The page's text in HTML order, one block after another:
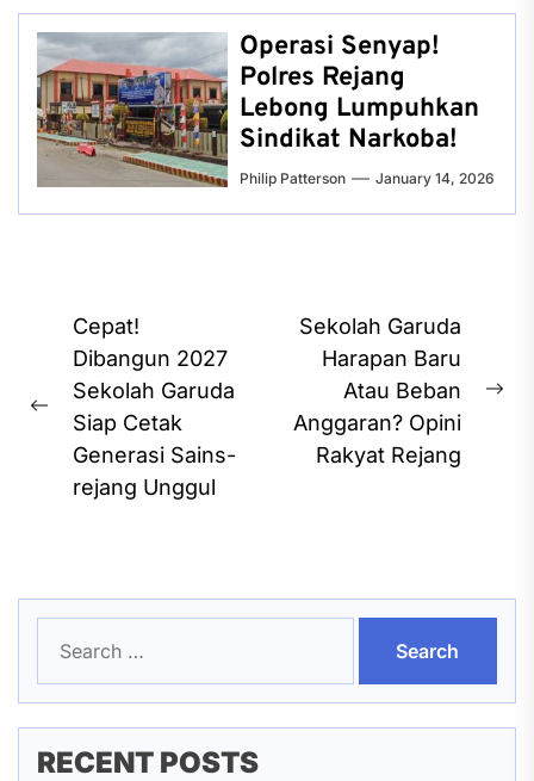
Operasi Senyap!
Polres Rejang
Lebong Lumpuhkan
Sindikat Narkoba!
Philip Patterson January 14, 2026
Post
navigation
Previous
post:
Cepat!
Dibangun 2027
Sekolah Garuda
Siap Cetak
Generasi Sains-
rejang Unggul
Sekolah Garuda
Harapan Baru
Atau Beban
Anggaran? Opini
Rakyat Rejang
for:
RECENT POSTS